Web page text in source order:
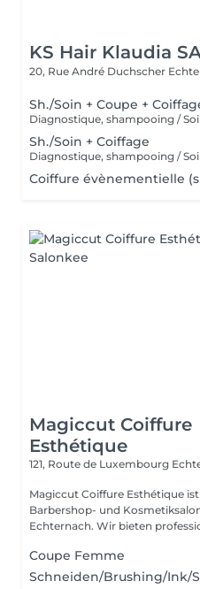
KS Hair Klaudia
20, Rue André Duchscher
Sh./Soin + Coupe +
Sh./Soin + Coiffage
Coiffure évènementielle
Magiccut Coiffure
Esthétique
121, Route de Luxembourg
Magiccut Coiffure Esthétique
Barbershop- und
Echternach. Wir bieten
Coupe Femme
Schneiden/Brushing/Ink/